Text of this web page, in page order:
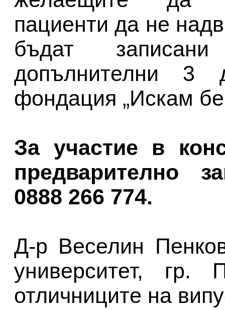
пациенти да не
бъдат
допълнителни 3
фондация „Искам
За участие в
предварително
0888 266 774.
Д-р Веселин
университет,
отличниците на